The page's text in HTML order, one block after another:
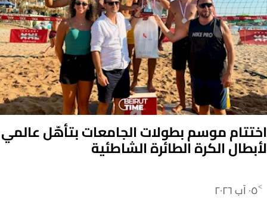
اختتام موسم بطولات الجامعات بتأهّل عالمي
لأبطال الكرة الطائرة الشاطئية
>٠٥ آب ٢٠٢٦